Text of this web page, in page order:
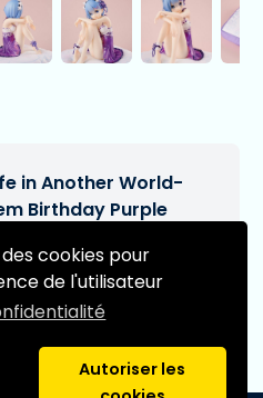
cookies pour
de l'utilisateur
Autoriser les
in Another World-
Birthday Purple
de modifications]